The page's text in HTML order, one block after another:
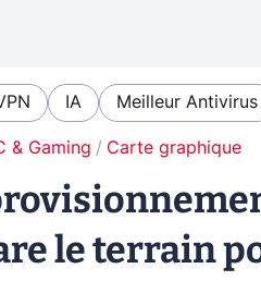
IA Meilleur Antivirus
& Gaming Carte graphique
le terrain